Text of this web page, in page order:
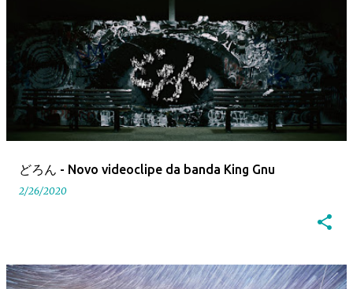
どろん - Novo videoclipe da banda King Gnu
2/26/2020